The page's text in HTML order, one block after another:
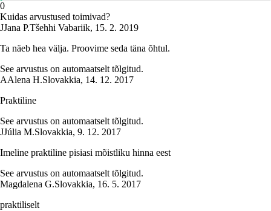
0
Kuidas arvustused toimivad?
JJana P.Tšehhi Vabariik, 15. 2. 2019
Ta näeb hea välja. Proovime seda täna õhtul.
See arvustus on automaatselt tõlgitud.
AAlena H.Slovakkia, 14. 12. 2017
Praktiline
See arvustus on automaatselt tõlgitud.
JJúlia M.Slovakkia, 9. 12. 2017
Imeline praktiline pisiasi mõistliku hinna eest
See arvustus on automaatselt tõlgitud.
Magdalena G.Slovakkia, 16. 5. 2017
praktiliselt